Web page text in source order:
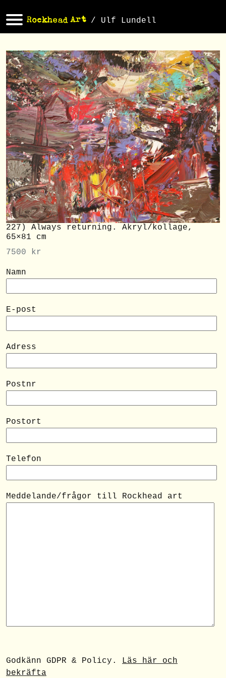
/ Ulf Lundell
227) Always returning. Akryl/kollage,
65×81 cm
7500
kr
Namn
E-post
Adress
Postnr
Postort
Telefon
Meddelande/frågor till Rockhead art
Godkänn GDPR & Policy. Läs här och
bekräfta